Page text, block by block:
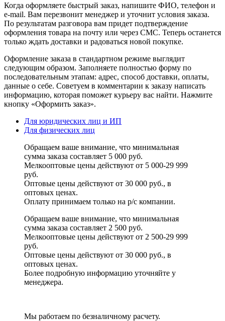
Когда оформляете быстрый заказ, напишите ФИО, телефон и
e-mail. Вам перезвонит менеджер и уточнит условия заказа.
По результатам разговора вам придет подтверждение
оформления товара на почту или через СМС. Теперь останется
только ждать доставки и радоваться новой покупке.
Оформление заказа в стандартном режиме выглядит
следующим образом. Заполняете полностью форму по
последовательным этапам: адрес, способ доставки, оплаты,
данные о себе. Советуем в комментарии к заказу написать
информацию, которая поможет курьеру вас найти. Нажмите
кнопку «Оформить заказ».
Для юридических лиц и ИП
Для физических лиц
Обращаем ваше внимание, что минимальная
сумма заказа составляет 5 000 руб.
Мелкооптовые цены действуют от 5 000-29 999
руб.
Оптовые цены действуют от 30 000 руб., в
оптовых ценах.
Оплату принимаем только на р/с компании.
Обращаем ваше внимание, что минимальная
сумма заказа составляет 2 500 руб.
Мелкооптовые цены действуют от 2 500-29 999
руб.
Оптовые цены действуют от 30 000 руб., в
оптовых ценах.
Более подробную информацию уточняйте у
менеджера.
Мы работаем по безналичному расчету.